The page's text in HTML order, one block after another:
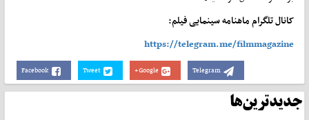
کانال تلگرام ماهنامه سینمایی فیلم:
https://telegram.me/filmmagazine
Facebook Tweet Google+ Telegram
جدیدترین‌ها